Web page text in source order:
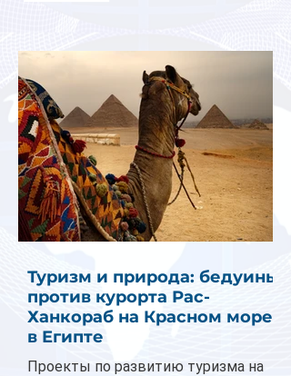
Туризм и природа: бедуины
против курорта Рас-
Ханкораб на Красном море
в Египте
Проекты по развитию туризма на